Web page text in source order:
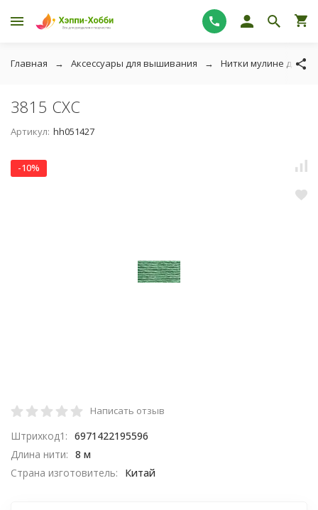
Главная Аксессуары для вышивания Нитки мулине для
3815 СХС
Артикул: hh051427
-10%
Написать отзыв
Штрихкод1: 6971422195596
Длина нити: 8 м
Страна изготовитель:
Китай